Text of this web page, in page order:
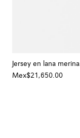
Jersey en lana merina
Mex$21,650.00